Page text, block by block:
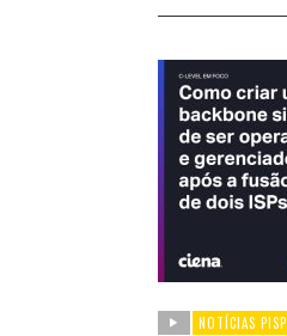
NOTÍCIAS PISP